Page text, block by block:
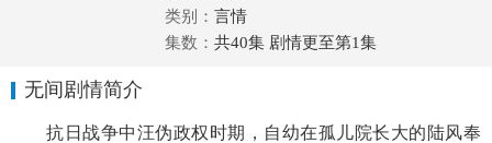
类别： 言情
集数： 共40集 剧情更至第1集
无间剧情简介
抗日战争中汪伪政权时期，自幼在孤儿院长大的陆风奉